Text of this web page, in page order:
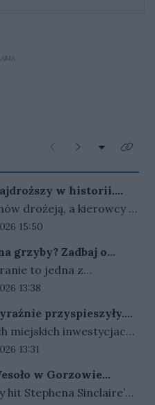
Poprzednie
Następne
Rozwiń
Kliknij
w historii.
powrót osłon, ale
drożeją, a kierowcy z
patrzą na ceny przy
ale decyzji wciąż
artykułu:
15:50
grzyby? Zadbaj o
w terenie
to jedna z
lubianych polskich
na świeżym
Trzeba jednak
że las bywa zdradliwy, a
może skończyć się
Każdego roku
artykułu:
13:38
przyspieszyły.
się miejskie
miejskich inwestycjach
w
Roboty prowadzone
w budynkach
artykułu:
13:31
w Gorzowie
- komedia, która
Cię do łez !
hit Stephena Sinclaire’a i